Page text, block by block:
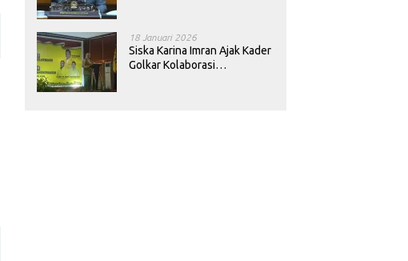
18 Januari 2026
Siska Karina Imran Ajak Kader
Golkar Kolaborasi